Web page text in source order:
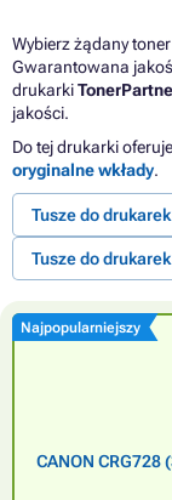
Wybierz żądany
Gwarantowana
drukarki
jakości.
Do tej drukarki
oryginalne wkłady.
Tusze do drukarek
Tusze do
Najpopularniejszy
CANON CRG728